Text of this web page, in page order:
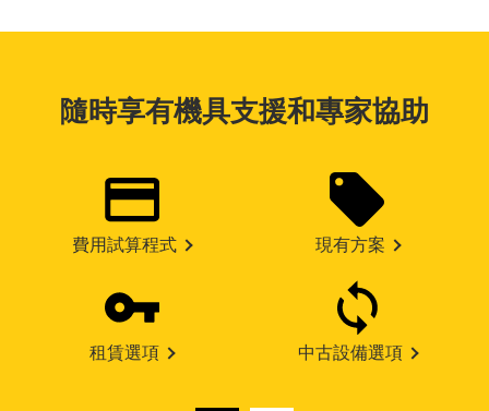
隨時享有機具支援和專家協助
費用試算程式 現有方案
租賃選項 中古設備選項